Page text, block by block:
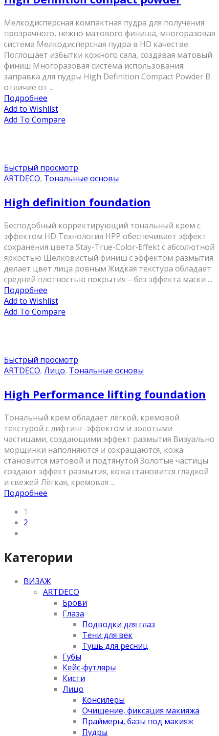
Мелкодисперсная компактная пудра для получения
прозрачного, нежно матового финиша, многоразовая
система Мелкодисперсная пудра в HD качестве
Поглощает избытки кожного сала, создавая матовый
финиш Многоразовая система использования:
заправка для пудры High Definition Compact Powder В
отличие от ...
Подробнее
Add to Wishlist
Add To Compare
Быстрый просмотр
ARTDECO, Тональные основы
High definition foundation
Бесподобный корректирующий тональный крем с
эффектом HD Технология HPP обеспечивает эффект
сохранения цвета Stay-True-Color-Effekt с абсолютной
яркостью Шелковистый финиш с эффектом размытия
делает цвет лица ровным Жидкая текстура обладает
средней плотностью покрытия – без эффекта маски ...
Подробнее
Add to Wishlist
Add To Compare
Быстрый просмотр
ARTDECO, Лицо, Тональные основы
High Performance lifting foundation
Тональный крем обладает лёгкой, кремовой
текстурой с лифтинг-эффектом и золотыми
частицами, создающими эффект размытия Визуально
морщинки наполняются и сокращаются, кожа
становится матовой и подтянутой Золотые частицы
создают эффект размытия, кожа становится гладкой
и свежей Лёгкая, кремовая ...
Подробнее
1
2
Категории
ВИЗАЖ
ARTDECO
Брови
Глаза
Подводки для глаз
Тени для век
Тушь для ресниц
Губы
Кейс-футляры
Кисти
Лицо
Консилеры
Очищение, фиксация макияжа
Праймеры, базы под макияж
Пудры